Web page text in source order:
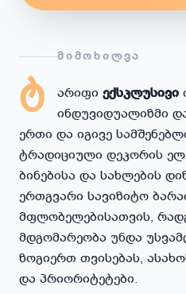
ᲛᲘᲛᲝᲮᲘᲚᲕᲐ
ტ არიფი ექსკლუსივი
ინდუვიდუალიზმი
ერთი და იგივე
ტრადიციული დეკორის
ბინებისა და სახლების
ერთგვარი სავიზიტო
მფლობელებისათვის,
მდგომარეობა უნდა
ზოგიერთ თვისებას,
და პრიორიტეტები.